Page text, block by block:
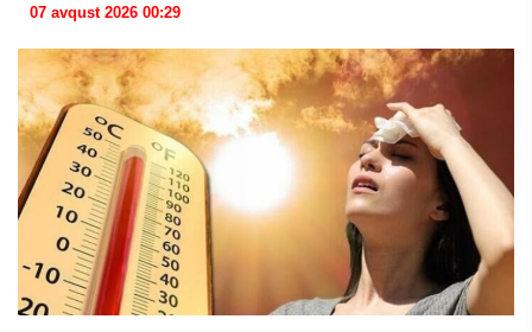
07 avqust 2026 00:29